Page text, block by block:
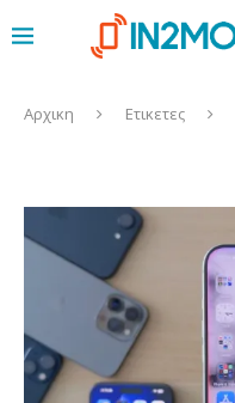
Αρχικη Ετικετες